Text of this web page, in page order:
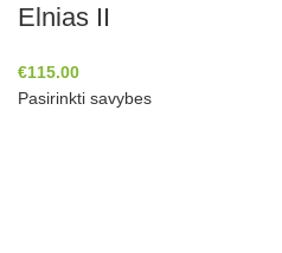
Elnias II
€115.00
Pasirinkti savybes